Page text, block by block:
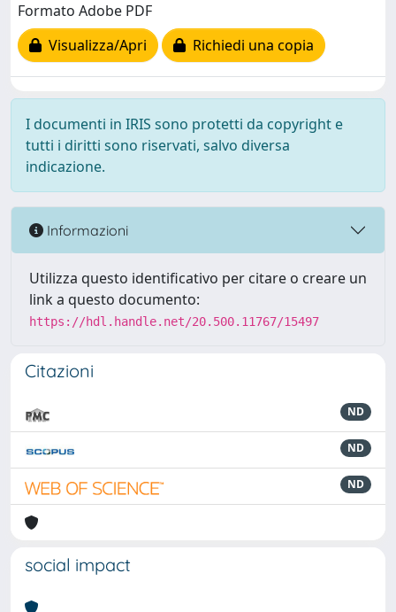
Formato Adobe PDF
Visualizza/Apri
Richiedi una copia
I documenti in IRIS sono protetti da copyright e
tutti i diritti sono riservati, salvo diversa
indicazione.
Informazioni
Utilizza questo identificativo per citare o creare un
link a questo documento:
https://hdl.handle.net/20.500.11767/15497
Citazioni
ND
ND
ND
social impact